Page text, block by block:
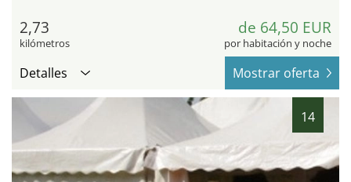
2,73
kilómetros
de 64,50 EUR
por habitación y noche
Detalles Mostrar oferta
14